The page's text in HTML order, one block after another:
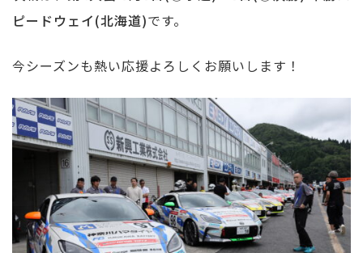
ピードウェイ(北海道)です。
今シーズンも熱い応援よろしくお願いします！